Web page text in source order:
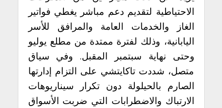
الاحتياطية لتقديم دعم مباشر يغطي فواتير
الغاز والخدمات العامة والمرافق للأسر
اليابانية، وذلك لفترة ممتدة من مطلع يوليو
وحتى نهاية سبتمبر المقبل. وفي سياق
متصل، شددت تاكايتشي على التزام إدارتها
الصارم بالحيلولة دون تكرار سيناريوهات
الارتباك والاضطرابات التي ضربت الأسواق